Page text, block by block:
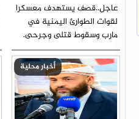
عاجل..قصف يستهدف معسكرا
لقوات الطوارئ اليمنية في
مارب وسقوط قتلى وجرحى.
أخبار محلية